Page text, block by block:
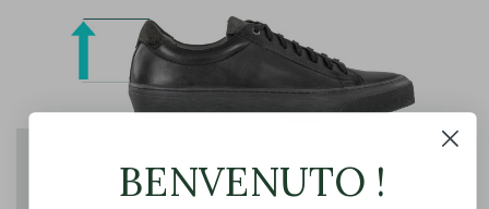
L'asse della tomaia è modificato a livello del
BENVENUTO !